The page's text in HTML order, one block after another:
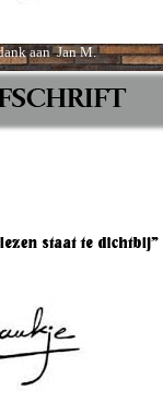
aan Jan M.